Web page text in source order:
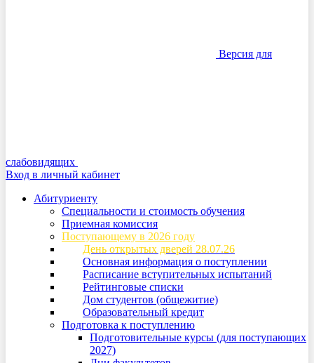
Версия для
слабовидящих
Вход в личный кабинет
Абитуриенту
Специальности и стоимость обучения
Приемная комиссия
Поступающему в 2026 году
День открытых дверей 28.07.26
Основная информация о поступлении
Расписание вступительных испытаний
Рейтинговые списки
Дом студентов (общежитие)
Образовательный кредит
Подготовка к поступлению
Подготовительные курсы (для поступающих
2027)